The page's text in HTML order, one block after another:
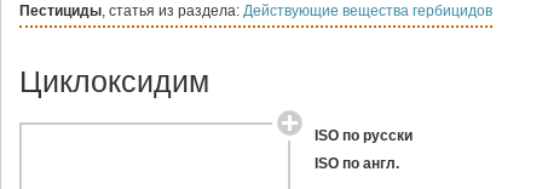
Пестициды, статья из раздела: Действующие вещества гербицидов
Циклоксидим
ISO по русски
ISO по англ.